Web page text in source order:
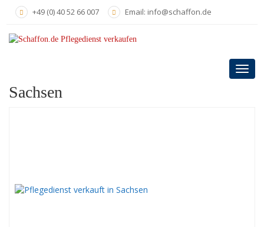
content
+49 (0) 40 52 66 007 Email: info@schaffon.de
Sachsen